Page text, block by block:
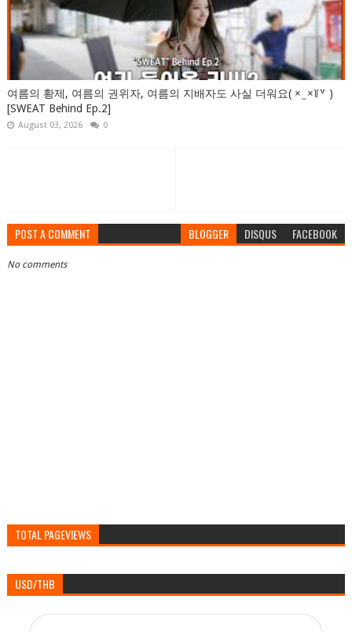
여름의 황제, 여름의 권위자, 여름의 지배자도 사실 더워요( × ̫ ×꒦꒷ )
[SWEAT Behind Ep.2]
August 03, 2026 0
POST A COMMENT BLOGGER DISQUS FACEBOOK
No comments
TOTAL PAGEVIEWS
USD/THB